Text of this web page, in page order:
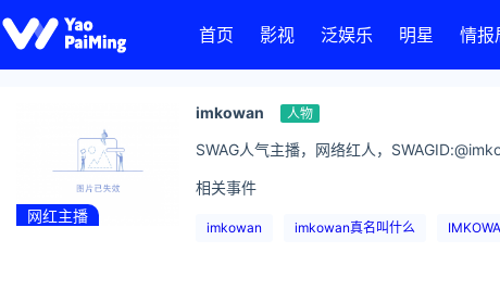
首页 影视 泛娱乐 明星 情报
网红主播
imkowan 人物
SWAG人气主播，网络红人，
相关事件
imkowan imkowan真名叫什么